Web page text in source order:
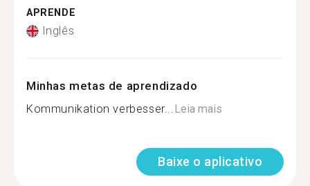
APRENDE
Inglês
Minhas metas de aprendizado
Kommunikation verbesser...Leia mais
Baixe o aplicativo